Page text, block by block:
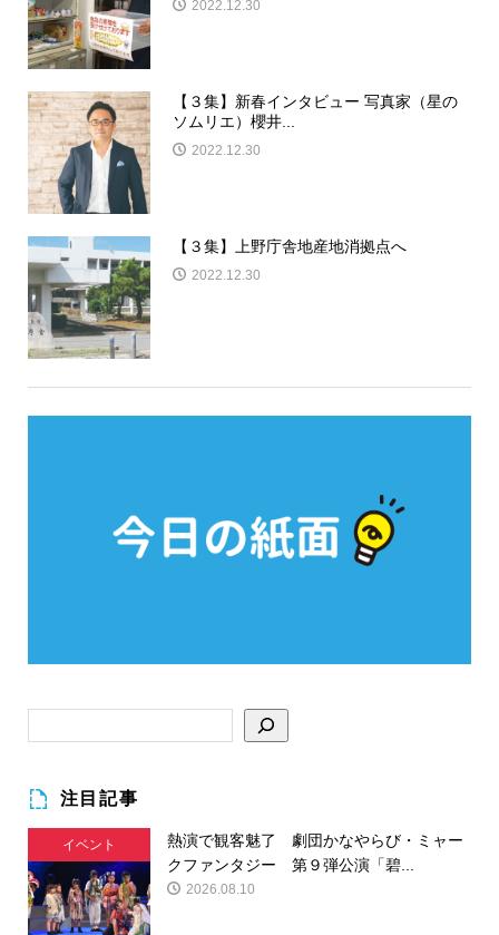
2022.12.30
【３集】新春インタビュー 写真家（星の
ソムリエ）櫻井...
2022.12.30
【３集】上野庁舎地産地消拠点へ
2022.12.30
注目記事
イベント
熱演で観客魅了 劇団かなやらび・ミャー
クファンタジー 第９弾公演「碧...
2026.08.10